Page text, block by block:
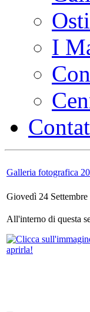
I
Galleria fotografica
Giovedì 24
All'interno di questa